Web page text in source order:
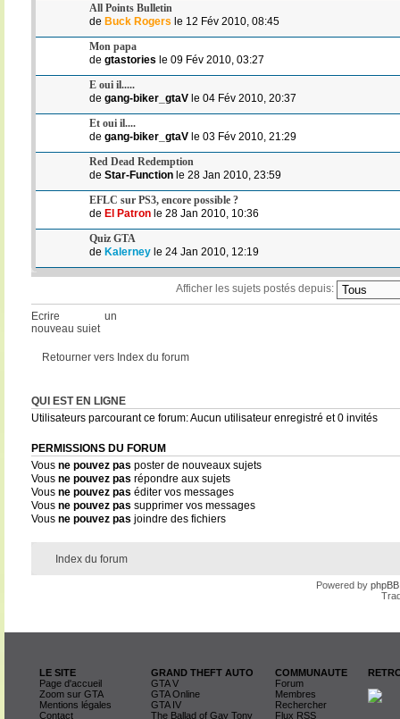
All Points Bulletin
de Buck Rogers le 12 Fév 2010, 08:45
Mon papa
de gtastories le 09 Fév 2010, 03:27
E oui il.....
de gang-biker_gtaVle 04 Fév 2010, 20:37
Et oui il....
de gang-biker_gtaVle 03 Fév 2010, 21:29
Red Dead Redemption
de Star-Functionle 28 Jan 2010, 23:59
EFLC sur PS3, encore possible ?
de El Patronle 28 Jan 2010, 10:36
Quiz GTA
de Kalerneyle 24 Jan 2010, 12:19
Afficher les sujets postés depuis:
Ecrire un
nouveau sujet
Retourner vers Index du forum
QUI EST EN LIGNE
Utilisateurs parcourant ce forum: Aucun utilisateur enregistré et 0 invités
PERMISSIONS DU FORUM
Vous ne pouvez pas poster de nouveaux sujets
Vous ne pouvez pas répondre aux sujets
Vous ne pouvez pas éditer vos messages
Vous ne pouvez pas supprimer vos messages
Vous ne pouvez pas joindre des fichiers
Index du forum
Powered by phpBB
LE SITE
Page d'accueil
Zoom sur GTA
Mentions légales
Contact
GRAND THEFT AUTO
GTA V
GTA Online
GTA IV
The Ballad of Gay Tony
COMMUNAUTE
Forum
Membres
Rechercher
Flux RSS